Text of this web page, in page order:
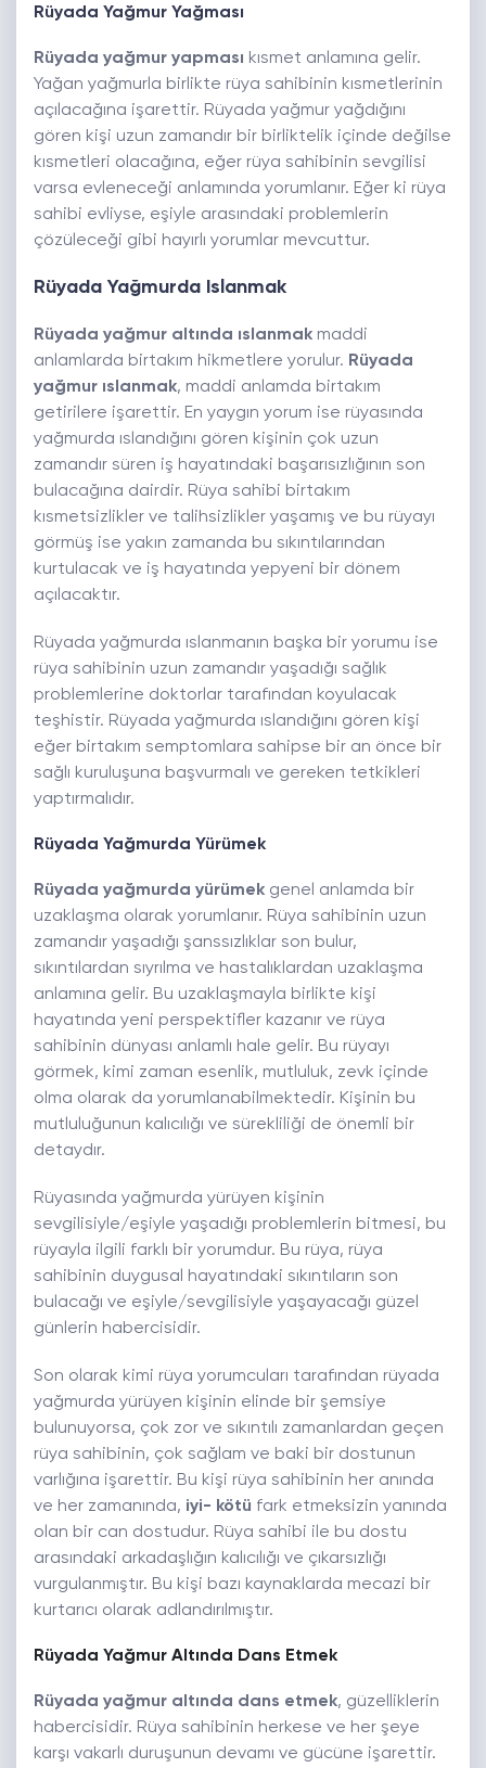
Rüyada Yağmur Yağması
Rüyada yağmur yapması kısmet anlamına gelir.
Yağan yağmurla birlikte rüya sahibinin kısmetlerinin
açılacağına işarettir. Rüyada yağmur yağdığını
gören kişi uzun zamandır bir birliktelik içinde değilse
kısmetleri olacağına, eğer rüya sahibinin sevgilisi
varsa evleneceği anlamında yorumlanır. Eğer ki rüya
sahibi evliyse, eşiyle arasındaki problemlerin
çözüleceği gibi hayırlı yorumlar mevcuttur.
Rüyada Yağmurda Islanmak
Rüyada yağmur altında ıslanmak maddi
anlamlarda birtakım hikmetlere yorulur. Rüyada
yağmur ıslanmak, maddi anlamda birtakım
getirilere işarettir. En yaygın yorum ise rüyasında
yağmurda ıslandığını gören kişinin çok uzun
zamandır süren iş hayatındaki başarısızlığının son
bulacağına dairdir. Rüya sahibi birtakım
kısmetsizlikler ve talihsizlikler yaşamış ve bu rüyayı
görmüş ise yakın zamanda bu sıkıntılarından
kurtulacak ve iş hayatında yepyeni bir dönem
açılacaktır.
Rüyada yağmurda ıslanmanın başka bir yorumu ise
rüya sahibinin uzun zamandır yaşadığı sağlık
problemlerine doktorlar tarafından koyulacak
teşhistir. Rüyada yağmurda ıslandığını gören kişi
eğer birtakım semptomlara sahipse bir an önce bir
sağlı kuruluşuna başvurmalı ve gereken tetkikleri
yaptırmalıdır.
Rüyada Yağmurda Yürümek
Rüyada yağmurda yürümek genel anlamda bir
uzaklaşma olarak yorumlanır. Rüya sahibinin uzun
zamandır yaşadığı şanssızlıklar son bulur,
sıkıntılardan sıyrılma ve hastalıklardan uzaklaşma
anlamına gelir. Bu uzaklaşmayla birlikte kişi
hayatında yeni perspektifler kazanır ve rüya
sahibinin dünyası anlamlı hale gelir. Bu rüyayı
görmek, kimi zaman esenlik, mutluluk, zevk içinde
olma olarak da yorumlanabilmektedir. Kişinin bu
mutluluğunun kalıcılığı ve sürekliliği de önemli bir
detaydır.
Rüyasında yağmurda yürüyen kişinin
sevgilisiyle/eşiyle yaşadığı problemlerin bitmesi, bu
rüyayla ilgili farklı bir yorumdur. Bu rüya, rüya
sahibinin duygusal hayatındaki sıkıntıların son
bulacağı ve eşiyle/sevgilisiyle yaşayacağı güzel
günlerin habercisidir.
Son olarak kimi rüya yorumcuları tarafından rüyada
yağmurda yürüyen kişinin elinde bir şemsiye
bulunuyorsa, çok zor ve sıkıntılı zamanlardan geçen
rüya sahibinin, çok sağlam ve baki bir dostunun
varlığına işarettir. Bu kişi rüya sahibinin her anında
ve her zamanında, iyi- kötü fark etmeksizin yanında
olan bir can dostudur. Rüya sahibi ile bu dostu
arasındaki arkadaşlığın kalıcılığı ve çıkarsızlığı
vurgulanmıştır. Bu kişi bazı kaynaklarda mecazi bir
kurtarıcı olarak adlandırılmıştır.
Rüyada Yağmur Altında Dans Etmek
Rüyada yağmur altında dans etmek, güzelliklerin
habercisidir. Rüya sahibinin herkese ve her şeye
karşı vakarlı duruşunun devamı ve gücüne işarettir.